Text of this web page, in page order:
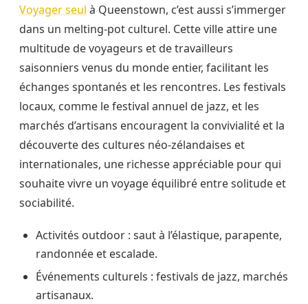
Voyager seul à Queenstown, c’est aussi s’immerger
dans un melting-pot culturel. Cette ville attire une
multitude de voyageurs et de travailleurs
saisonniers venus du monde entier, facilitant les
échanges spontanés et les rencontres. Les festivals
locaux, comme le festival annuel de jazz, et les
marchés d’artisans encouragent la convivialité et la
découverte des cultures néo-zélandaises et
internationales, une richesse appréciable pour qui
souhaite vivre un voyage équilibré entre solitude et
sociabilité.
Activités outdoor : saut à l’élastique, parapente,
randonnée et escalade.
Événements culturels : festivals de jazz, marchés
artisanaux.